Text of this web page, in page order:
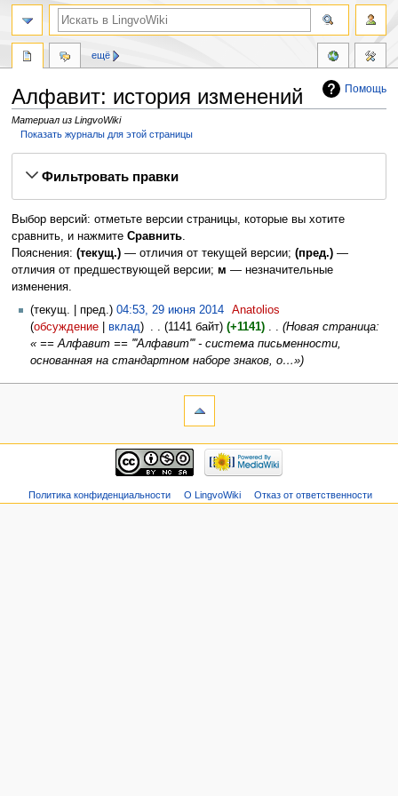
Помощь
Алфавит: история изменений
Материал из LingvoWiki
Показать журналы для этой страницы
Фильтровать правки
Выбор версий: отметьте версии страницы, которые вы хотите
сравнить, и нажмите Сравнить.
Пояснения: (текущ.)— отличия от текущей версии; (пред.)—
отличия от предшествующей версии; м — незначительные
изменения.
текущ.
пред. 04:53, 29 июня 2014
Anatolios
обсуждение
вклад 1141 байт +1141 ‎
Новая страница:
« == Алфавит == '''Алфавит''' - система письменности,
основанная на стандартном наборе знаков, о…»
ещё
Политика конфиденциальности О LingvoWiki Отказ от ответственности